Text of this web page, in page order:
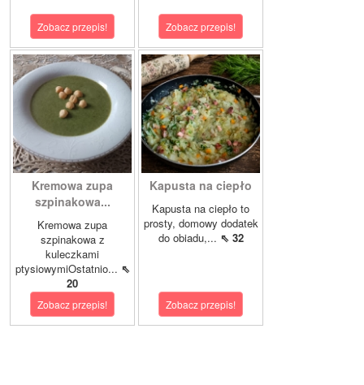
Zobacz przepis! Zobacz przepis!
Kremowa zupa
szpinakowa...
Kremowa zupa
szpinakowa z
kuleczkami
ptysiowymiOstatnio... ⇖
20
Zobacz przepis!
Kapusta na ciepło
Kapusta na ciepło to
prosty, domowy dodatek
do obiadu,... ⇖ 32
Zobacz przepis!